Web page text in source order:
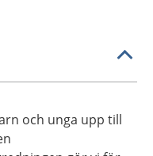
och unga upp till